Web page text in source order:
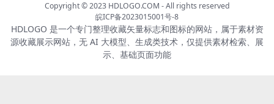
Copyright © 2023 HDLOGO.COM - All rights reserved
皖ICP备2023015001号-8
HDLOGO 是一个专门整理收藏矢量标志和图标的网站，属于素材资
源收藏展示网站，无 AI 大模型、生成类技术，仅提供素材检索、展
示、基础页面功能